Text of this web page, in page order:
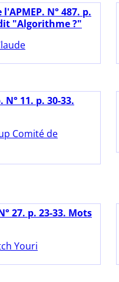
N° 487. p.
"Algorithme ?"
11. p. 30-33.
Comité de
27. p. 23-33. Mots
Youri